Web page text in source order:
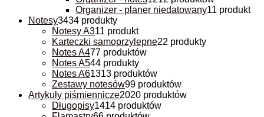
Organizer - planer niedatowany11 produkt
Notesy3434 produkty
Notesy A311 produkt
Karteczki samoprzylepne22 produkty
Notes A477 produktów
Notes A544 produkty
Notes A61313 produktów
Zestawy notesów99 produktów
Artykuły piśmiennicze2020 produktów
Długopisy1414 produktów